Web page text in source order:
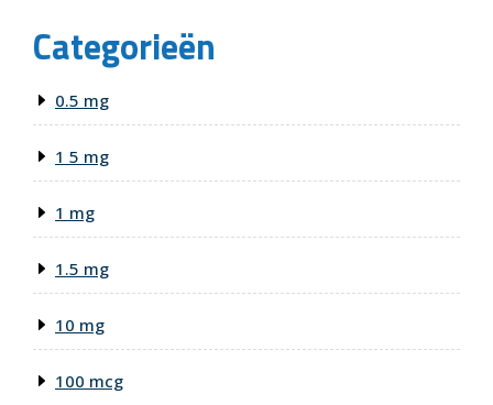
Categorieën
0.5 mg
1 5 mg
1 mg
1.5 mg
10 mg
100 mcg